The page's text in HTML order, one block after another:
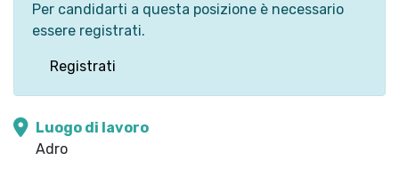
Per candidarti a questa posizione è necessario
essere registrati.
Registrati
Luogo di lavoro
Adro